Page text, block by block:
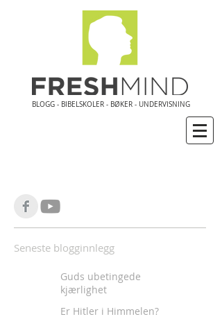
BLOGG - BIBELSKOLER - BØKER - UNDERVISNING
Seneste blogginnlegg
Guds ubetingede
kjærlighet
Er Hitler i Himmelen?